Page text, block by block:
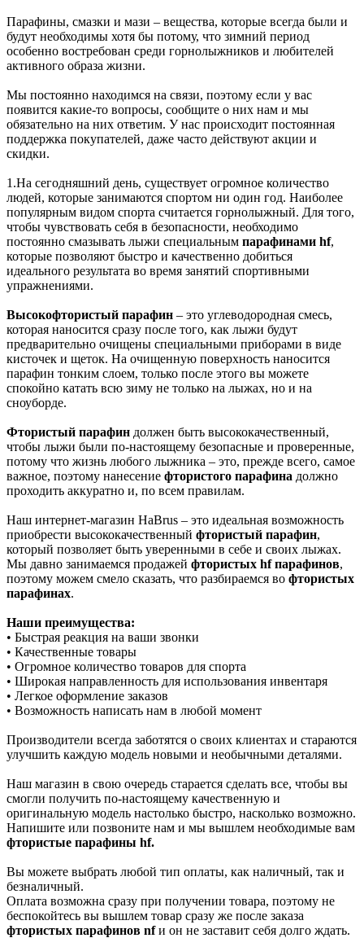
Парафины, смазки и мази – вещества, которые всегда были и
будут необходимы хотя бы потому, что зимний период
особенно востребован среди горнолыжников и любителей
активного образа жизни.
Мы постоянно находимся на связи, поэтому если у вас
появится какие-то вопросы, сообщите о них нам и мы
обязательно на них ответим. У нас происходит постоянная
поддержка покупателей, даже часто действуют акции и
скидки.
1.На сегодняшний день, существует огромное количество
людей, которые занимаются спортом ни один год. Наиболее
популярным видом спорта считается горнолыжный. Для того,
чтобы чувствовать себя в безопасности, необходимо
постоянно смазывать лыжи специальным парафинами hf,
которые позволяют быстро и качественно добиться
идеального результата во время занятий спортивными
упражнениями.
Высокофтористый парафин – это углеводородная смесь,
которая наносится сразу после того, как лыжи будут
предварительно очищены специальными приборами в виде
кисточек и щеток. На очищенную поверхность наносится
парафин тонким слоем, только после этого вы можете
спокойно катать всю зиму не только на лыжах, но и на
сноуборде.
Фтористый парафин должен быть высококачественный,
чтобы лыжи были по-настоящему безопасные и проверенные,
потому что жизнь любого лыжника – это, прежде всего, самое
важное, поэтому нанесение фтористого парафина должно
проходить аккуратно и, по всем правилам.
Наш интернет-магазин HaBrus – это идеальная возможность
приобрести высококачественный фтористый парафин,
который позволяет быть уверенными в себе и своих лыжах.
Мы давно занимаемся продажей фтористых hf парафинов,
поэтому можем смело сказать, что разбираемся во фтористых
парафинах.
Наши преимущества:
• Быстрая реакция на ваши звонки
• Качественные товары
• Огромное количество товаров для спорта
• Широкая направленность для использования инвентаря
• Легкое оформление заказов
• Возможность написать нам в любой момент
Производители всегда заботятся о своих клиентах и стараются
улучшить каждую модель новыми и необычными деталями.
Наш магазин в свою очередь старается сделать все, чтобы вы
смогли получить по-настоящему качественную и
оригинальную модель настолько быстро, насколько возможно.
Напишите или позвоните нам и мы вышлем необходимые вам
фтористые парафины hf.
Вы можете выбрать любой тип оплаты, как наличный, так и
безналичный.
Оплата возможна сразу при получении товара, поэтому не
беспокойтесь вы вышлем товар сразу же после заказа
фтористых парафинов nfи он не заставит себя долго ждать.